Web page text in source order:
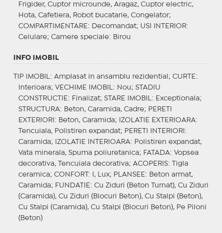
Frigider, Cuptor microunde, Aragaz, Cuptor electric,
Hota, Cafetiera, Robot bucatarie, Congelator;
COMPARTIMENTARE : Decomandat; USI INTERIOR:
Celulare; Camere speciale: Birou
INFO IMOBIL
TIP IMOBIL : Amplasat in ansamblu rezidential; CURTE :
Interioara; VECHIME IMOBIL : Nou; STADIU
CONSTRUCTIE : Finalizat; STARE IMOBIL : Exceptionala;
STRUCTURA: Beton, Caramida, Cadre; PERETI
EXTERIORI : Beton, Caramida; IZOLATIE EXTERIOARA:
Tencuiala, Polistiren expandat; PERETI INTERIORI :
Caramida;
IZOLATIE INTERIOARA: Polistiren expandat,
Vata minerala, Spuma poliuretanica; FATADA: Vopsea
decorativa, Tencuiala decorativa; ACOPERIS: Tigla
ceramica; CONFORT : I, Lux; PLANSEE : Beton armat,
Caramida; FUNDATIE : Cu Ziduri (Beton Turnat), Cu Ziduri
(Caramida), Cu Ziduri (Blocuri Beton), Cu Stalpi (Beton),
Cu Stalpi (Caramida), Cu Stalpi (Blocuri Beton), Pe Piloni
(Beton)